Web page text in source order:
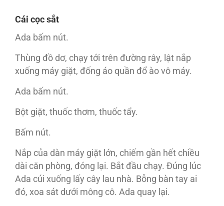
Cái cọc sắt
Ada bấm nút.
Thùng đồ dơ, chạy tới trên đường rây, lật nắp
xuống máy giặt, đống áo quần đổ ào vô máy.
Ada bấm nút.
Bột giặt, thuốc thơm, thuốc tẩy.
Bấm nút.
Nắp của dàn máy giặt lớn, chiếm gần hết chiều
dài căn phòng, đóng lại. Bắt đầu chạy. Đúng lúc
Ada cúi xuống lấy cây lau nhà. Bỗng bàn tay ai
đó, xoa sát dưới mông cô. Ada quay lại.